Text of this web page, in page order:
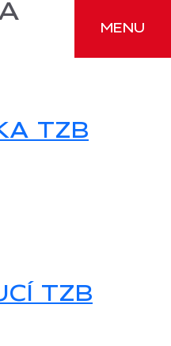
MENU
TZB
TZB